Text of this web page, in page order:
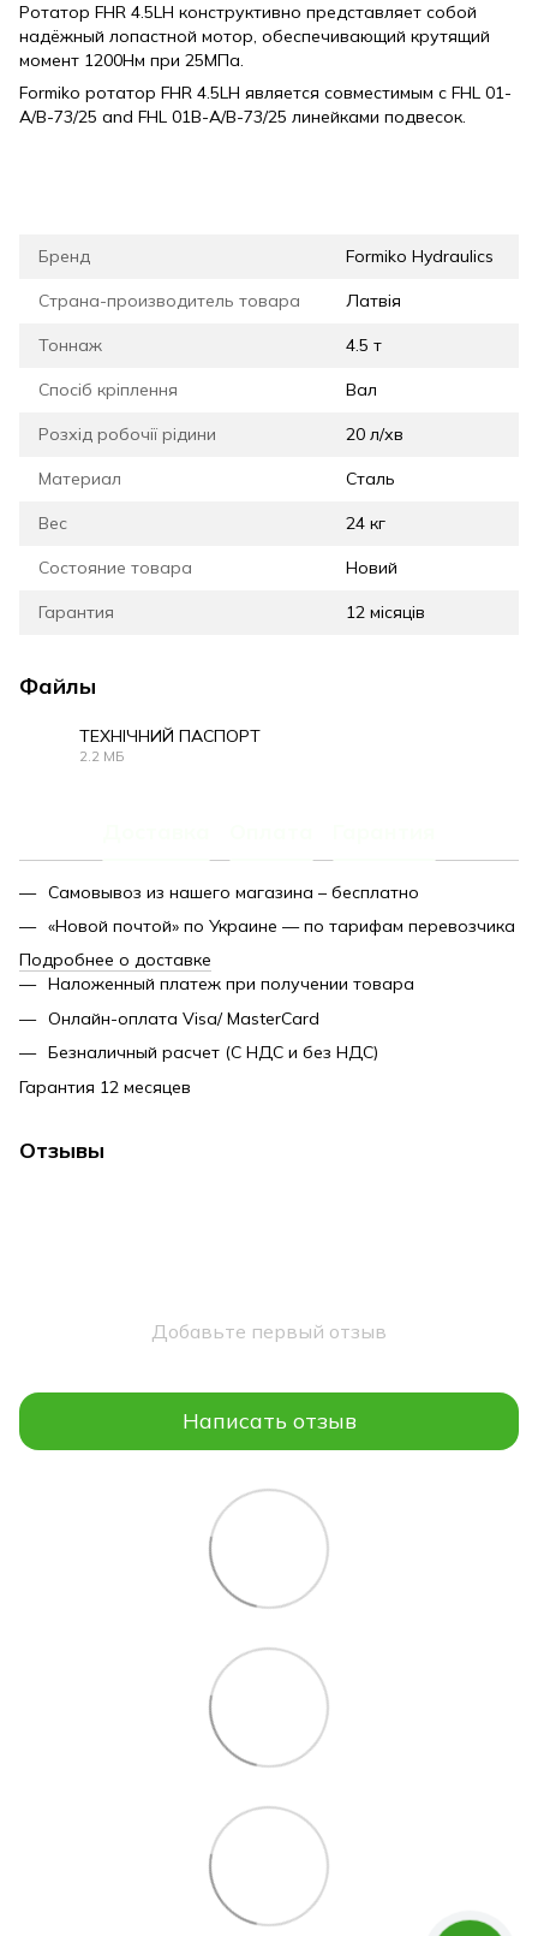
Ротатор FHR 4.5LH конструктивно представляет собой
надёжный лопастной мотор, обеспечивающий крутящий
момент 1200Нм при 25МПа.
Formiko ротатор FHR 4.5LH является совместимым с FHL 01-
A/B-73/25 and FHL 01B-A/B-73/25 линейками подвесок.
Бренд Formiko Hydraulics
Страна-производитель товара Латвія
Тоннаж 4.5 т
Спосіб кріплення Вал
Розхід робочії рідини 20 л/хв
Материал Сталь
Вес 24 кг
Состояние товара Новий
Гарантия 12 місяців
Файлы
ТЕХНІЧНИЙ ПАСПОРТ
2.2 МБ
Самовывоз из нашего магазина – бесплатно
«Новой почтой» по Украине — по тарифам перевозчика
Подробнее о доставке
Наложенный платеж при получении товара
Онлайн-оплата Visa/ MasterCard
Безналичный расчет (С НДС и без НДС)
Гарантия 12 месяцев
Отзывы
Добавьте первый отзыв
Написать отзыв